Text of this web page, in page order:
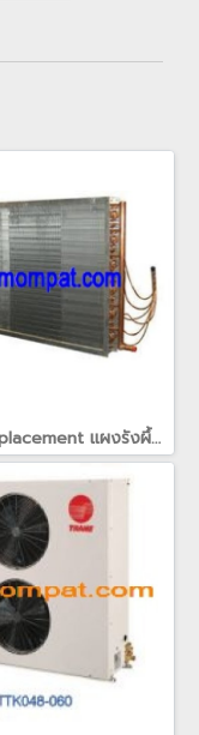
Coil Replacement แผงรังผึ้ง แผงคอยล์สำหรับเครื่องปรับอากาศเทรน TRANE(copy)(copy)(copy)(copy)